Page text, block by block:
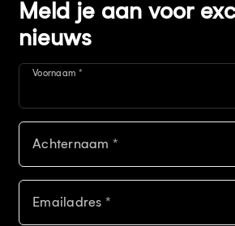
Meld je aan voor
nieuws
Voornaam *
Achternaam *
Emailadres *